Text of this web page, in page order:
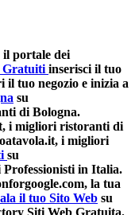
portale dei
Gratuitiinserisci il tuo
il tuo negozio e inizia a
su
di Bologna.
i migliori ristoranti di
i migliori
su
in Italia.
la tua
il tuo Sito Web su